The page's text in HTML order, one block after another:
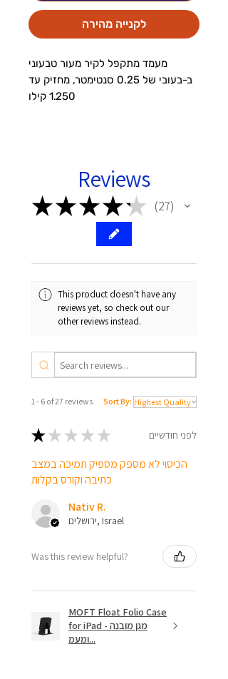
לקנייה מהירה
מעמד מתקפל לקיר מעור טבעוני
ב-בעובי של 0.25 סנטימטר, מחזיק עד
1.250 קילו
דבק נטול שאריות.
התאמה:
מצב מעמד(פתוח): טלפונים וטאבלטים
מצב Pad: מכשירי אייפד עם מארז
יכולים למגנט את המכשיר ישירות
Reviews
★★★★★ 27
27
This product doesn't have any
reviews yet, so check out our
other reviews instead.
1 - 6 of 27 reviews Sort By:
★ ★ ★ ★ ★ לפני חודשיים
הכיסוי לא מספק מספיק תמיכה במצב
כתיבה וקורס בקלות
Nativ R.
ירושלים, Israel
Was this review helpful?
MOFT Float Folio Case
for iPad - מגן מובנה
ומעמ...